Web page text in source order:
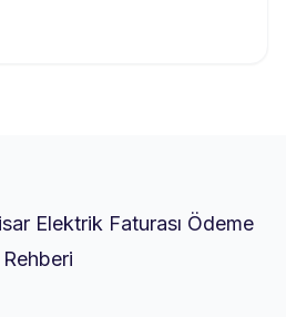
Elektrik Faturası Ödeme
Rehberi